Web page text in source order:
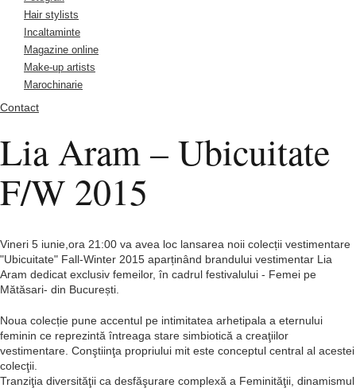
Hair stylists
Incaltaminte
Magazine online
Make-up artists
Marochinarie
Contact
Lia Aram – Ubicuitate
F/W 2015
Vineri 5 iunie,ora 21:00 va avea loc lansarea noii colecții vestimentare
"Ubicuitate" Fall-Winter 2015 aparținând brandului vestimentar Lia
Aram dedicat exclusiv femeilor, în cadrul festivalului - Femei pe
Mătăsari- din București.
Noua colecție pune accentul pe intimitatea arhetipala a eternului
feminin ce reprezintă întreaga stare simbiotică a creaţiilor
vestimentare. Conştiinţa propriului mit este conceptul central al acestei
colecţii.
Tranziţia diversităţii ca desfăşurare complexă a Feminităţii, dinamismul